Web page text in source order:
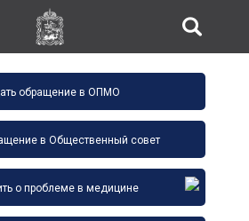
обращение в ОПМО
в Общественный совет
о проблеме в медицине